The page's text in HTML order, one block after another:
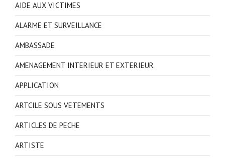
AIDE AUX VICTIMES
ALARME ET SURVEILLANCE
AMBASSADE
AMENAGEMENT INTERIEUR ET EXTERIEUR
APPLICATION
ARTCILE SOUS VETEMENTS
ARTICLES DE PECHE
ARTISTE